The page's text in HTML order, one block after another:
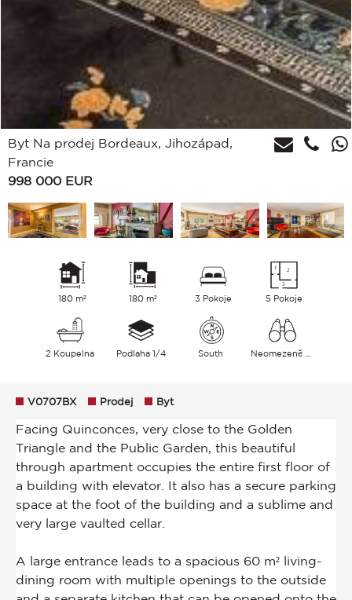
Byt Na prodej Bordeaux, Jihozápad,
Francie
998 000 EUR
180 m² 180 m² 3 Pokoje 5 Pokoje
2 Koupelna Podlaha 1/4 South Neomezeně Město
V0707BX Prodej Byt